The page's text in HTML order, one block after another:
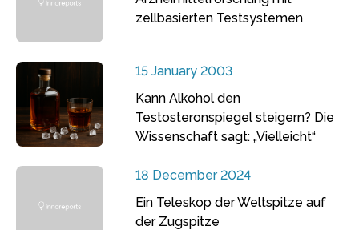
zellbasierten Testsystemen
15 January 2003
Kann Alkohol den
Testosteronspiegel steigern? Die
Wissenschaft sagt: „Vielleicht“
18 December 2024
Ein Teleskop der Weltspitze auf
der Zugspitze